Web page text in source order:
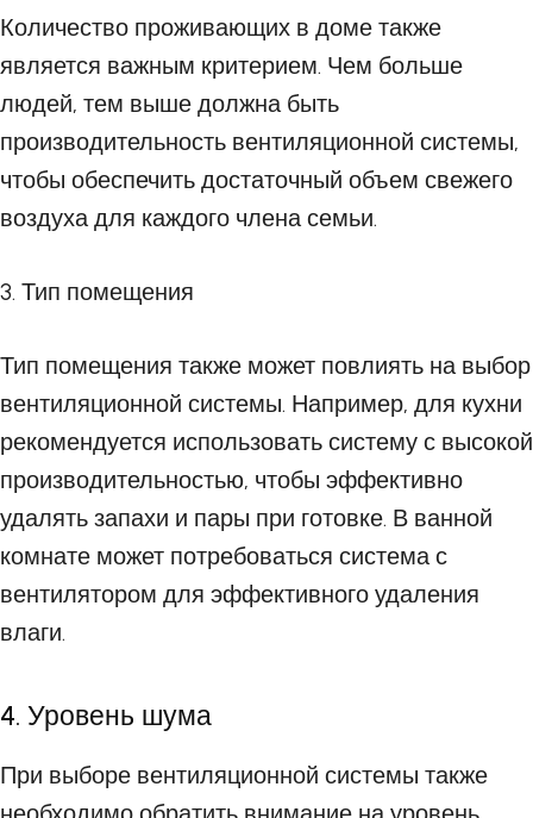
Количество проживающих в доме также
является важным критерием. Чем больше
людей, тем выше должна быть
производительность вентиляционной системы,
чтобы обеспечить достаточный объем свежего
воздуха для каждого члена семьи.
3. Тип помещения
Тип помещения также может повлиять на выбор
вентиляционной системы. Например, для кухни
рекомендуется использовать систему с высокой
производительностью, чтобы эффективно
удалять запахи и пары при готовке. В ванной
комнате может потребоваться система с
вентилятором для эффективного удаления
влаги.
4. Уровень шума
При выборе вентиляционной системы также